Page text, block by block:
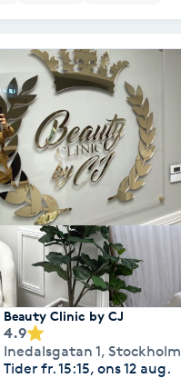
Beauty Clinic by CJ
4.9
Inedalsgatan 1, Stockholm
Tider fr. 15:15, ons 12 aug.